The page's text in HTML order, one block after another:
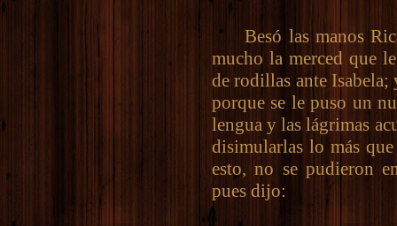
Besó las manos
mucho la merced que
de rodillas ante
porque se le puso un
lengua y las lágrimas
disimularlas lo más
esto, no se pudieron
pues dijo: